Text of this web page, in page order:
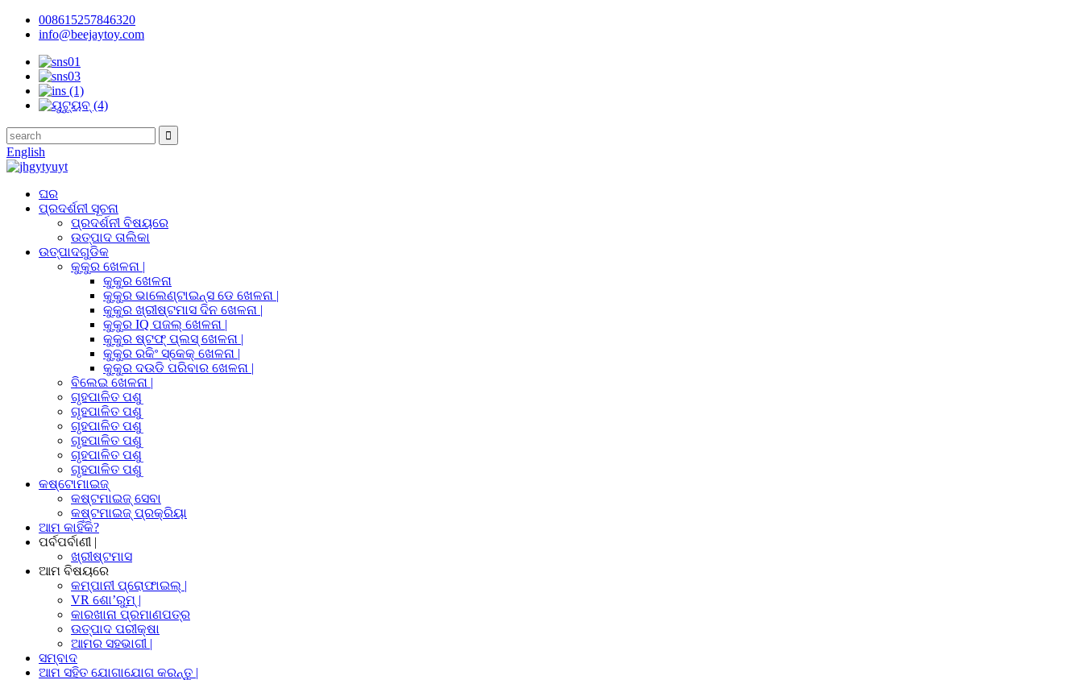
008615257846320
info@beejaytoy.com
English
ଘର
ପ୍ରଦର୍ଶନୀ ସୂଚନା
ପ୍ରଦର୍ଶନୀ ବିଷୟରେ
ଉତ୍ପାଦ ତାଲିକା
ଉତ୍ପାଦଗୁଡିକ
କୁକୁର ଖେଳନା |
କୁକୁର ଖେଳନା
କୁକୁର ଭାଲେଣ୍ଟାଇନ୍ସ ଡେ ଖେଳନା |
କୁକୁର ଖ୍ରୀଷ୍ଟମାସ ଦିନ ଖେଳନା |
କୁକୁର IQ ପଜଲ୍ ଖେଳନା |
କୁକୁର ଷ୍ଟଫ୍ ପ୍ଲସ୍ ଖେଳନା |
କୁକୁର ରକିଂ ସ୍କେକ୍ ଖେଳନା |
କୁକୁର ଦଉଡି ପରିବାର ଖେଳନା |
ବିଲେଇ ଖେଳନା |
ଗୃହପାଳିତ ପଶୁ
ଗୃହପାଳିତ ପଶୁ
ଗୃହପାଳିତ ପଶୁ
ଗୃହପାଳିତ ପଶୁ
ଗୃହପାଳିତ ପଶୁ
ଗୃହପାଳିତ ପଶୁ
କଷ୍ଟୋମାଇଜ୍
କଷ୍ଟମାଇଜ୍ ସେବା
କଷ୍ଟମାଇଜ୍ ପ୍ରକ୍ରିୟା
ଆମ କାହିଁକି?
ପର୍ବପର୍ବାଣୀ |
ଖ୍ରୀଷ୍ଟମାସ
ଆମ ବିଷୟରେ
କମ୍ପାନୀ ପ୍ରୋଫାଇଲ୍ |
VR ଶୋ’ରୁମ୍ |
କାରଖାନା ପ୍ରମାଣପତ୍ର
ଉତ୍ପାଦ ପରୀକ୍ଷା
ଆମର ସହଭାଗୀ |
ସମ୍ବାଦ
ଆମ ସହିତ ଯୋଗାଯୋଗ କରନ୍ତୁ |